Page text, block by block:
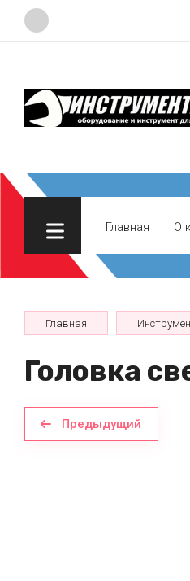
Главная О
Главная
Головка
Предыдущий